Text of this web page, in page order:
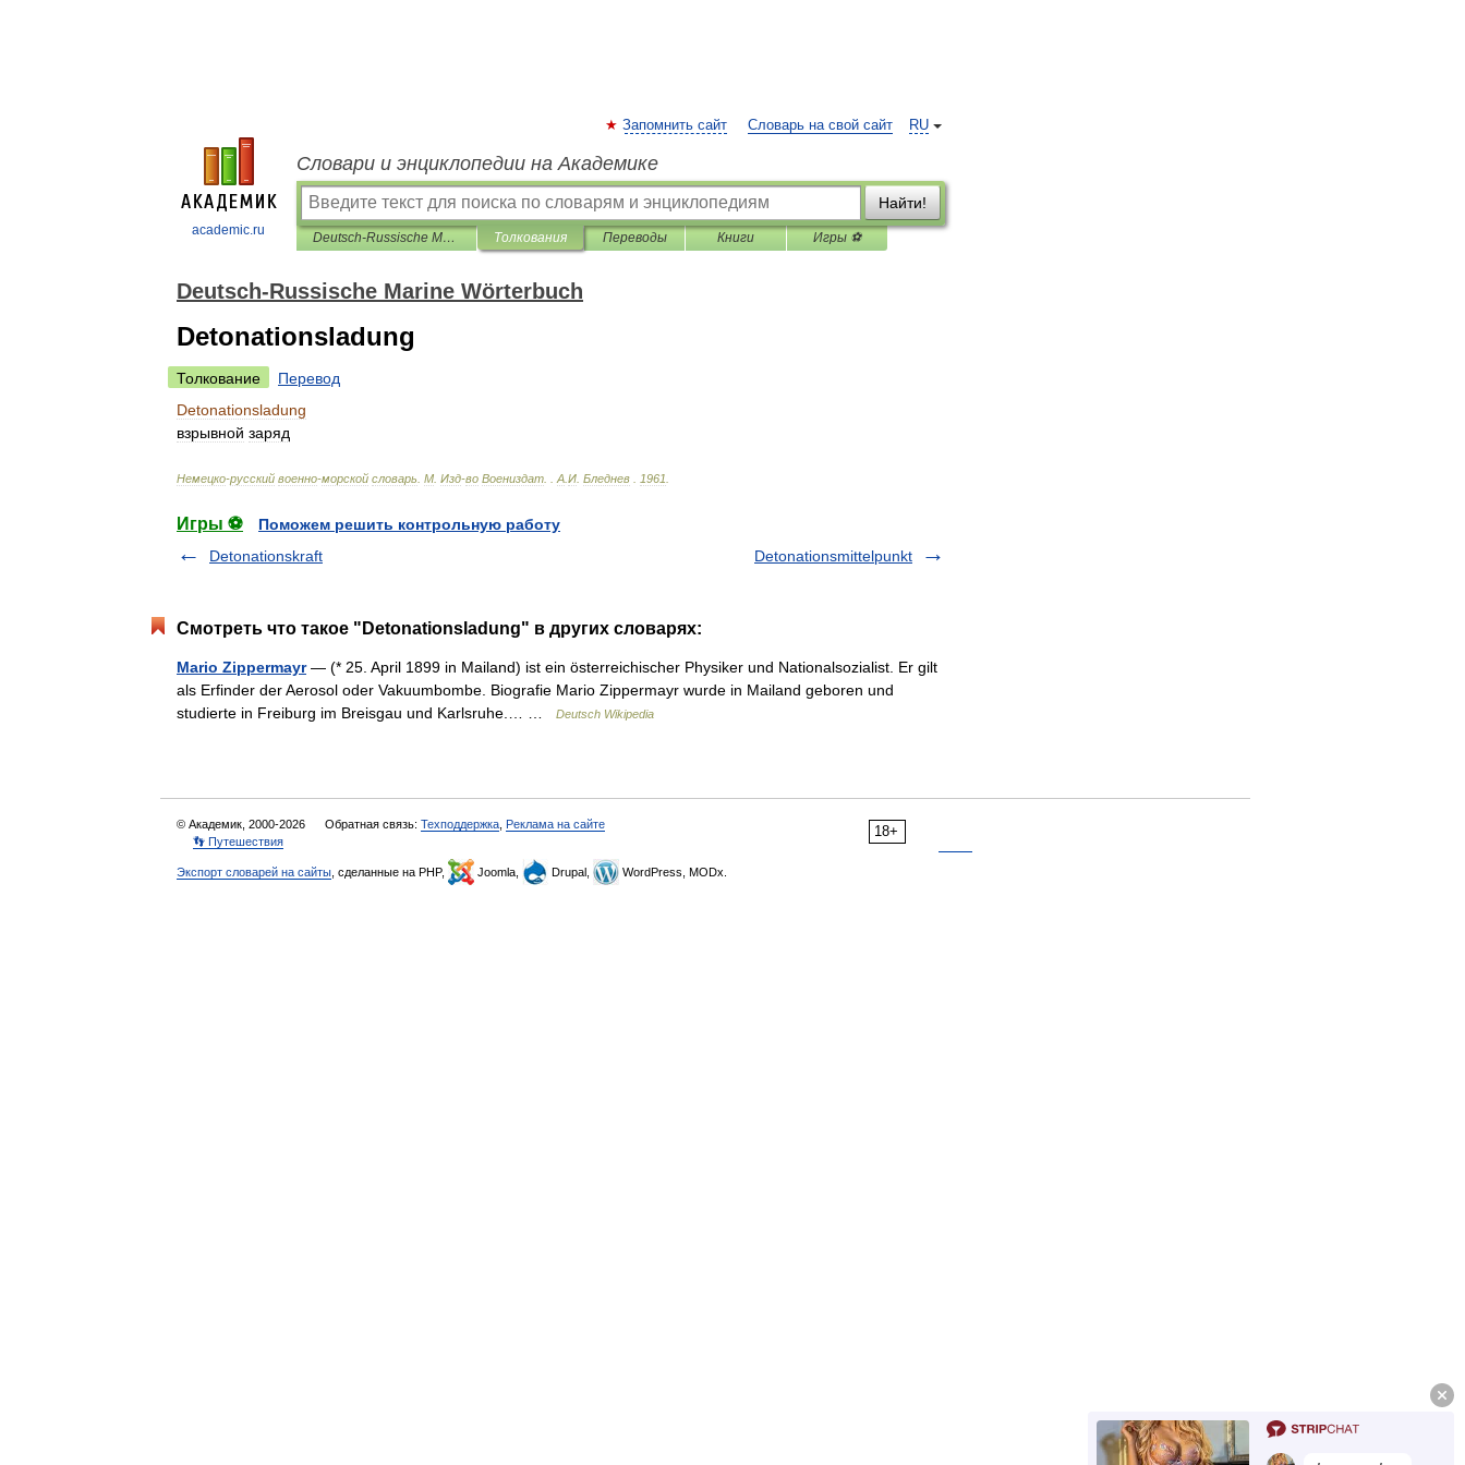
academic.ru
RU
Запомнить сайт Словарь на свой сайт
Словари и энциклопедии на Академике
Найти!
Deutsch-Russische Marine Wörterbuch Толкования Переводы Книги Игры ⚽
Deutsch-Russische Marine Wörterbuch
Detonationsladung
Толкование
Перевод
Detonationsladung
взрывной заряд
Немецко-русский военно-морской словарь М Изд-во Воениздат А И Бледнев 1961
Игры ⚽
Поможем решить контрольную работу
Detonationskraft
Detonationsmittelpunkt
Смотреть что такое "Detonationsladung" в других словарях:
Mario Zippermayr— (* 25. April 1899 in Mailand) ist ein österreichischer Physiker und Nationalsozialist. Er gilt
als Erfinder der Aerosol oder Vakuumbombe. Biografie Mario Zippermayr wurde in Mailand geboren und
studierte in Freiburg im Breisgau und Karlsruhe.… …
Deutsch Wikipedia
18+
© Академик, 2000-2026 Обратная связь: Техподдержка Реклама на сайте
👣 Путешествия
Экспорт словарей на сайты , сделанные на PHP, Joomla, Drupal, WordPress, MODx.